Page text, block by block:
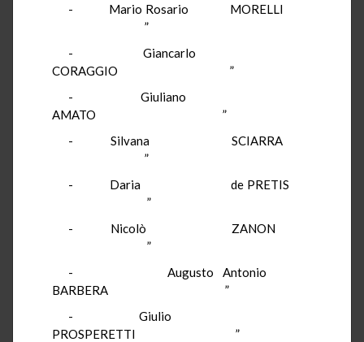
- Mario Rosario MORELLI
”
- Giancarlo
CORAGGIO ”
- Giuliano
AMATO ”
- Silvana SCIARRA
”
- Daria de PRETIS
”
- Nicolò ZANON
”
- Augusto Antonio
BARBERA ”
- Giulio
PROSPERETTI ”